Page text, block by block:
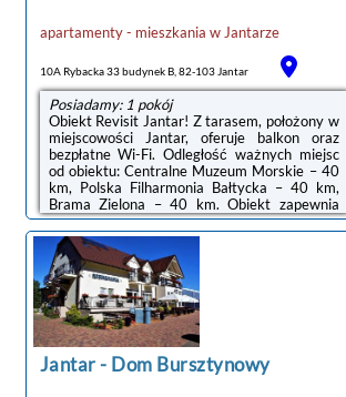
apartamenty - mieszkania w Jantarze
10A Rybacka 33 budynek B, 82-103 Jantar
Posiadamy: 1 pokój
Obiekt Revisit Jantar! Z tarasem, położony w
miejscowości Jantar, oferuje balkon oraz
bezpłatne Wi-Fi. Odległość ważnych miejsc
od obiektu: Centralne Muzeum Morskie – 40
km, Polska Filharmonia Bałtycka – 40 km,
Brama Zielona – 40 km. Obiekt zapewnia
ogród oraz bezpłatny prywatny parking. W
okolicy w odległości 1,7 km znajduje się Plaża
Jantar.W apartamencie zapewniono taras,
sypialnię (1), salon z telewizorem z płaskim
ekranem, aneks kuchenny ze standardowym
wyposażeniem, takim jak lodówka i
zmywarka, a także łazienkę (1) z prysznicem.
Goście mogą podziwiać widok ...
Jantar- Dom Bursztynowy